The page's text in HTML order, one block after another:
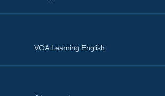
VOA Learning English